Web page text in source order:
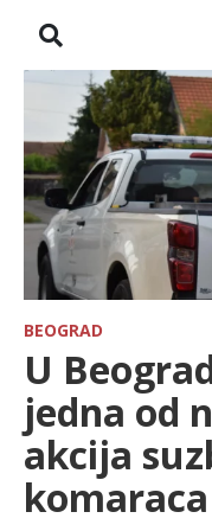
NASLOVNA
VESTI
ZADRUGA
SHOWBIZ
HRONIKA
FARMERI
TV
SPORT
BEOGRAD
U
jedna od
akcija
komaraca